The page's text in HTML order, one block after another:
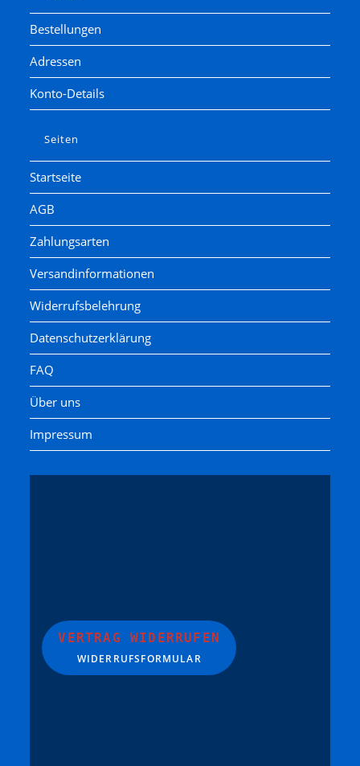
Bestellungen
Adressen
Konto-Details
Seiten
Startseite
AGB
Zahlungsarten
Versandinformationen
Widerrufsbelehrung
Datenschutzerklärung
FAQ
Über uns
Impressum
VERTRAG WIDERRUFEN
WIDERRUFSFORMULAR